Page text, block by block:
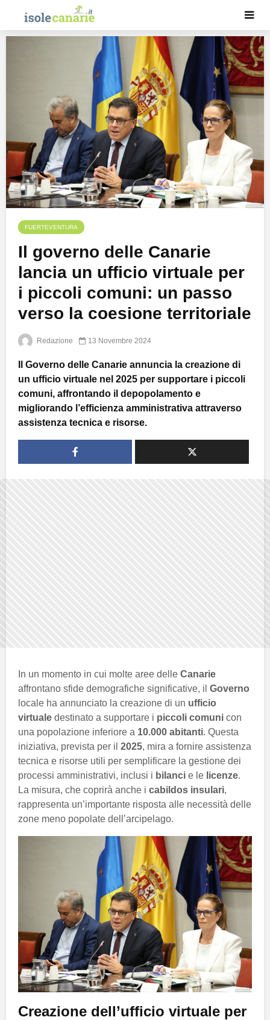
FUERTEVENTURA
Il governo delle Canarie
lancia un ufficio virtuale per
i piccoli comuni: un passo
verso la coesione territoriale
Redazione 13 Novembre 2024
Il Governo delle Canarie annuncia la creazione di
un ufficio virtuale nel 2025 per supportare i piccoli
comuni, affrontando il depopolamento e
migliorando l’efficienza amministrativa attraverso
assistenza tecnica e risorse.
In un momento in cui molte aree delle Canarie
affrontano sfide demografiche significative, il Governo
locale ha annunciato la creazione di un ufficio
virtuale destinato a supportare i piccoli comuni con
una popolazione inferiore a 10.000 abitanti. Questa
iniziativa, prevista per il 2025, mira a fornire assistenza
tecnica e risorse utili per semplificare la gestione dei
processi amministrativi, inclusi i bilanci e le licenze.
La misura, che coprirà anche i cabildos insulari,
rappresenta un’importante risposta alle necessità delle
zone meno popolate dell’arcipelago.
Creazione dell’ufficio virtuale per